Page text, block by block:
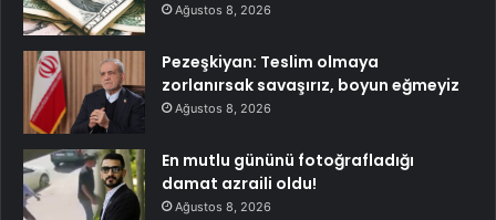
Ağustos 8, 2026
Pezeşkiyan: Teslim olmaya
zorlanırsak savaşırız, boyun eğmeyiz
Ağustos 8, 2026
En mutlu gününü fotoğrafladığı
damat azraili oldu!
Ağustos 8, 2026